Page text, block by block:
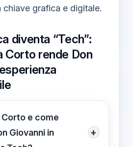
chiave grafica e digitale.
diventa “Tech”:
Corto rende Don
e come
Giovanni in
+